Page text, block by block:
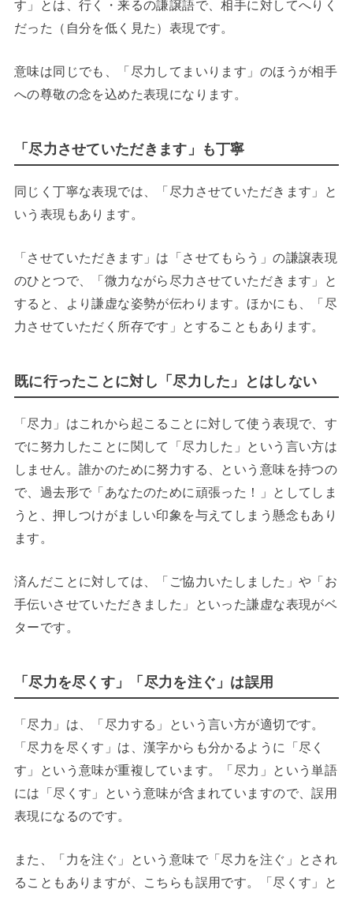
す」とは、行く・来るの謙譲語で、相手に対してへりく
だった（自分を低く見た）表現です。
意味は同じでも、「尽力してまいります」のほうが相手
への尊敬の念を込めた表現になります。
「尽力させていただきます」も丁寧
同じく丁寧な表現では、「尽力させていただきます」と
いう表現もあります。
「させていただきます」は「させてもらう」の謙譲表現
のひとつで、「微力ながら尽力させていただきます」と
すると、より謙虚な姿勢が伝わります。ほかにも、「尽
力させていただく所存です」とすることもあります。
既に行ったことに対し「尽力した」とはしない
「尽力」はこれから起こることに対して使う表現で、す
でに努力したことに関して「尽力した」という言い方は
しません。誰かのために努力する、という意味を持つの
で、過去形で「あなたのために頑張った！」としてしま
うと、押しつけがましい印象を与えてしまう懸念もあり
ます。
済んだことに対しては、「ご協力いたしました」や「お
手伝いさせていただきました」といった謙虚な表現がベ
ターです。
「尽力を尽くす」「尽力を注ぐ」は誤用
「尽力」は、「尽力する」という言い方が適切です。
「尽力を尽くす」は、漢字からも分かるように「尽く
す」という意味が重複しています。「尽力」という単語
には「尽くす」という意味が含まれていますので、誤用
表現になるのです。
また、「力を注ぐ」という意味で「尽力を注ぐ」とされ
ることもありますが、こちらも誤用です。「尽くす」と